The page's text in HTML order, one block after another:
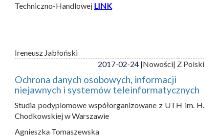
Techniczno-Handlowej LINK
Ireneusz Jabłoński
2017-02-24 |Nowości| Z Polski
Ochrona danych osobowych, informacji
niejawnych i systemów teleinformatycznych
Studia podyplomowe współorganizowane z UTH im. H.
Chodkowskiej w Warszawie
Agnieszka Tomaszewska